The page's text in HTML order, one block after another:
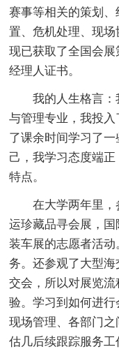
赛事等相关的策划
置、危机处理、现场
现已获取了全国会
经理人证书。
我的人生格言
与管理专业，我投
了课余时间学习了一
己，我学习态度端
特点。
在大学两年里
运珍藏品寻会展，
装车展的志愿者活
务。还参观了大型
交会，所以对展览
验。学习到如何进行
现场管理、各部门
估几后续跟踪服务工